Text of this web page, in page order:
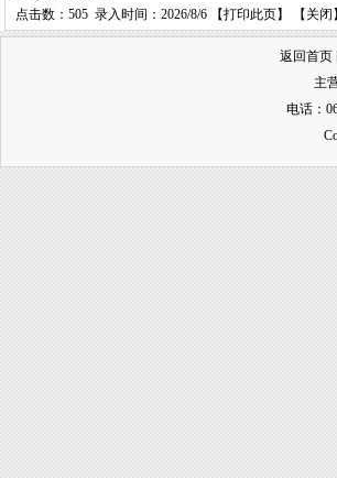
点击数：505 录入时间：2026/8/6 【打印此页】 【 关闭 】
返回首页
主
电话：